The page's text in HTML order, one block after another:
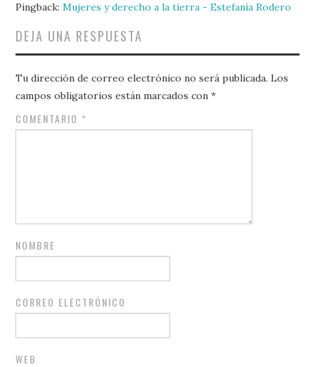
Pingback:Mujeres y derecho a la tierra - Estefanía Rodero
DEJA UNA RESPUESTA
Tu dirección de correo electrónico no será publicada. Los
campos obligatorios están marcados con*
COMENTARIO *
NOMBRE
CORREO ELECTRÓNICO
WEB